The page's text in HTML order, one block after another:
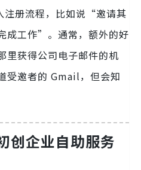
注册流程，比如说“邀请其
成工作”。通常，额外的好
里获得公司电子邮件的机
受邀者的 Gmail，但会知​​
创企业自助服务